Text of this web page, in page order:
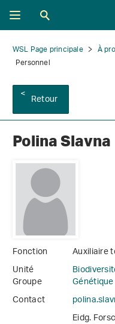
WSL Page principale À
Personnel
Retour
Polina Slavna
Fonction
Auxiliaire
Unité
Groupe
Contact
Eidg.